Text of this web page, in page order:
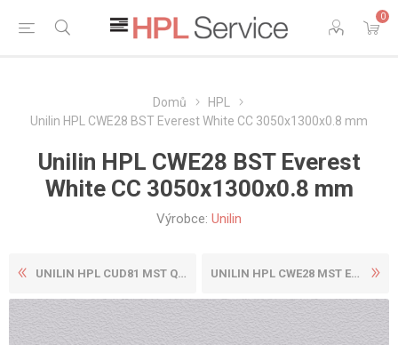
0
Domů
HPL
Unilin HPL CWE28 BST Everest White CC 3050x1300x0.8 mm
Unilin HPL CWE28 BST Everest
White CC 3050x1300x0.8 mm
Výrobce: Unilin
UNILIN HPL CUD81 MST QUARTZ... UNILIN HPL CWE28 MST EVERES...